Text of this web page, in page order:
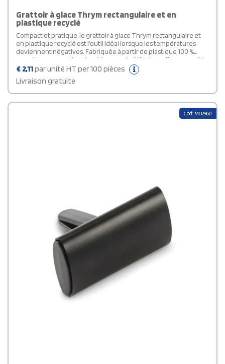
Grattoir à glace Thrym rectangulaire et en
plastique recyclé
Compact et pratique, le grattoir à glace Thrym rectangulaire et
en plastique recyclé est l’outil idéal lorsque les températures
deviennent négatives. Fabriquée à partir de plastique 100 %
recyclé, sa conception durable permet d’éliminer efficacement la
glace et le givre. Comprend un bord plat, un bord dentelé et un
€ 2,11par unité HT per 100 pièces
Livraison gratuite
Cod: MO2960